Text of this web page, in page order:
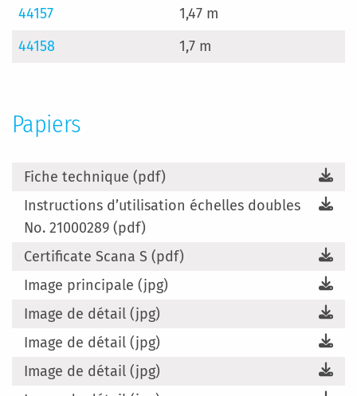
44157
1,47 m
44158
1,7 m
Papiers
Fiche technique (pdf)
Instructions d’utilisation échelles doubles
No. 21000289 (pdf)
Certificate Scana S (pdf)
Image principale (jpg)
Image de détail (jpg)
Image de détail (jpg)
Image de détail (jpg)